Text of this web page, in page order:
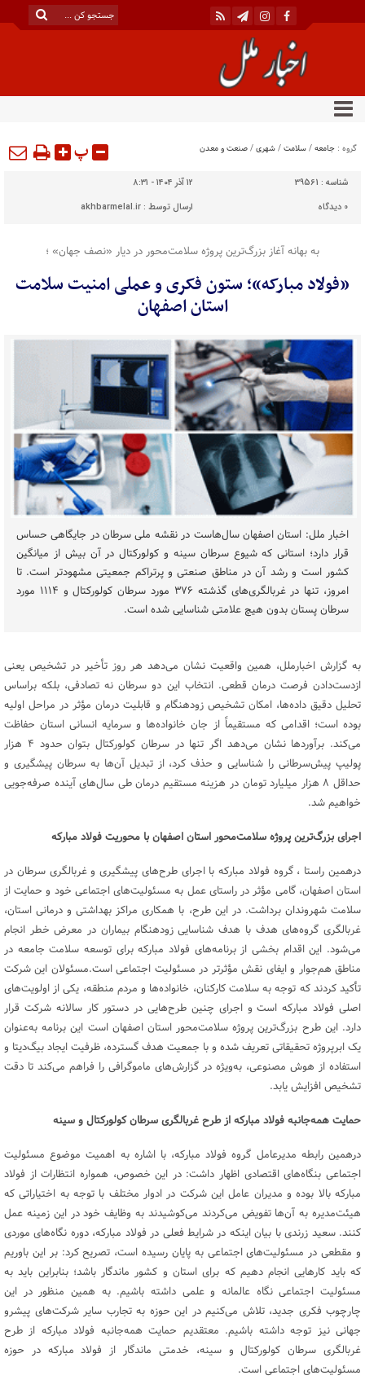
گروه : جامعه/سلامت/شهری/صنعت و معدن پ
شناسه : 39561
۱۲ آذر ۱۴۰۴ - ۸:۳۱
0 دیدگاه ارسال توسط :akhbarmelal.ir
به بهانه آغاز بزرگ‌ترین پروژه سلامت‌محور در دیار «نصف جهان» ؛
«فولاد مبارکه»؛ ستون فکری و عملی امنیت سلامت
استان اصفهان
اخبار ملل: استان اصفهان سال‌هاست در نقشه ملی سرطان در جایگاهی حساس
قرار دارد؛ استانی که شیوع سرطان سینه و کولورکتال در آن بیش از میانگین
کشور است و رشد آن در مناطق صنعتی و پرتراکم جمعیتی مشهودتر است. تا
امروز، تنها در غربالگری‌های گذشته ۳۷۶ مورد سرطان کولورکتال و ۱۱۱۴ مورد
سرطان پستان بدون هیچ علامتی شناسایی شده است.
به گزارش اخبارملل، همین واقعیت نشان می‌دهد هر روز تأخیر در تشخیص یعنی
ازدست‌دادن فرصت درمان قطعی. انتخاب این دو سرطان نه تصادفی، بلکه براساس
تحلیل دقیق داده‌ها، امکان تشخیص زودهنگام و قابلیت درمان مؤثر در مراحل اولیه
بوده است؛ اقدامی که مستقیماً از جان خانواده‌ها و سرمایه انسانی استان حفاظت
می‌کند. برآوردها نشان می‌دهد اگر تنها در سرطان کولورکتال بتوان حدود ۴ هزار
پولیپ پیش‌سرطانی را شناسایی و حذف کرد، از تبدیل آن‌ها به سرطان پیشگیری و
حداقل ۸ هزار میلیارد تومان در هزینه مستقیم درمان طی سال‌های آینده صرفه‌جویی
خواهیم شد.
اجرای بزرگ‌ترین پروژه سلامت‌محور استان اصفهان با محوریت فولاد مبارکه
درهمین راستا ، گروه فولاد مبارکه با اجرای طرح‌های پیشگیری و غربالگری سرطان در
استان اصفهان، گامی مؤثر در راستای عمل به مسئولیت‌های اجتماعی خود و حمایت از
سلامت شهروندان برداشت. در این طرح، با همکاری مراکز بهداشتی و درمانی استان،
غربالگری گروه‌های هدف با هدف شناسایی زودهنگام بیماران در معرض خطر انجام
می‌شود. این اقدام بخشی از برنامه‌های فولاد مبارکه برای توسعه سلامت جامعه در
مناطق هم‌جوار و ایفای نقش مؤثرتر در مسئولیت‌ اجتماعی است.مسئولان این شرکت
تأکید کردند که توجه به سلامت کارکنان، خانواده‌ها و مردم منطقه، یکی از اولویت‌های
اصلی فولاد مبارکه است و اجرای چنین طرح‌هایی در دستور کار سالانه شرکت قرار
دارد. این طرح بزرگ‌ترین پروژه سلامت‌محور استان اصفهان است این برنامه به‌عنوان
یک ابرپروژه تحقیقاتی تعریف شده و با جمعیت هدف گسترده، ظرفیت ایجاد بیگ‌دیتا و
استفاده از هوش مصنوعی، به‌ویژه در گزارش‌های ماموگرافی را فراهم می‌کند تا دقت
تشخیص افزایش یابد.
حمایت همه‌جانبه فولاد مبارکه از طرح غربالگری سرطان کولورکتال و سینه
درهمین رابطه مدیرعامل گروه فولاد مبارکه، با اشاره به اهمیت موضوع مسئولیت
اجتماعی بنگاه‌های اقتصادی اظهار داشت: در این خصوص، همواره انتظارات از فولاد
مبارکه بالا بوده و مدیران عامل این شرکت در ادوار مختلف با توجه به اختیاراتی که
هیئت‌مدیره به آن‌ها تفویض می‌کردند می‌کوشیدند به وظایف خود در این زمینه عمل
کنند. سعید زرندی با بیان اینکه در شرایط فعلی در فولاد مبارکه، دوره نگاه‌های موردی
و مقطعی در مسئولیت‌های اجتماعی به پایان رسیده است، تصریح کرد: بر این باوریم
که باید کارهایی انجام دهیم که برای استان و کشور ماندگار باشد؛ بنابراین باید به
مسئولیت اجتماعی نگاه عالمانه و علمی داشته باشیم. به همین منظور در این
چارچوب فکری جدید، تلاش می‌کنیم در این حوزه به تجارب سایر شرکت‌های پیشرو
جهانی نیز توجه داشته باشیم. معتقدیم حمایت همه‌جانبه فولاد مبارکه از طرح
غربالگری سرطان کولورکتال و سینه، خدمتی ماندگار از فولاد مبارکه در حوزه
مسئولیت‌های اجتماعی است.